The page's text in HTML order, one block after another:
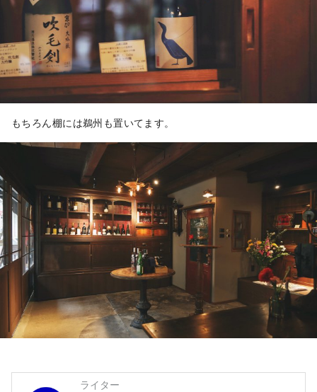
もちろん棚には鵜州も置いてます。
ライター